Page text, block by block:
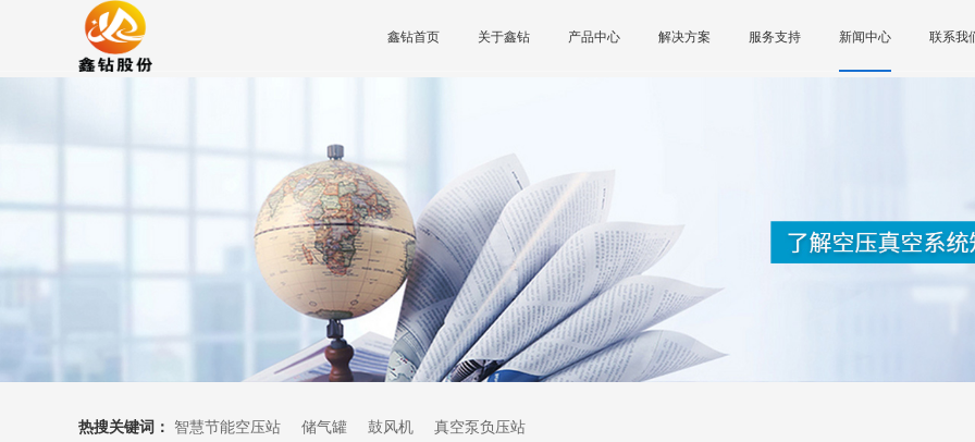
鑫钻首页 关于鑫钻 产品中心 解决方案 服务支持 新闻中心 联系我
热搜关键词： 智慧节能空压站 储气罐 鼓风机 真空泵负压站